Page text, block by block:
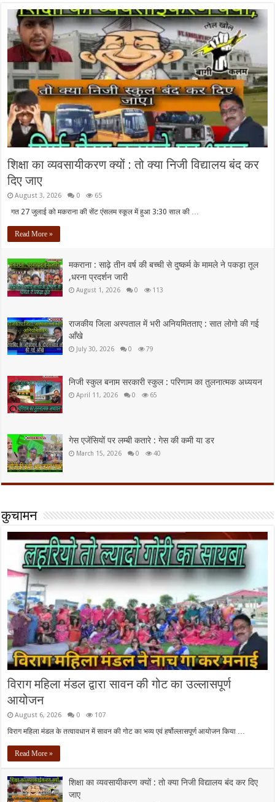
शिक्षा का व्यवसायीकरण क्यों : तो क्या निजी विद्यालय बंद कर
दिए जाए
August 3, 2026 0 65
गत 27 जुलाई को मकराना की सेंट एंसलम स्कूल में हुआ 3:30 साल की …
Read More »
मकराना : साढ़े तीन वर्ष की बच्ची से दुष्कर्म के मामले ने पकड़ा तूल
,धरना प्रदर्शन जारी
August 1, 2026 0 113
राजकीय जिला अस्पताल में भरी अनियमितताए : सात लोगो की गई
आँखे
July 30, 2026 0 79
निजी स्कुल बनाम सरकारी स्कुल : परिणाम का तुलनात्मक अध्ययन
April 11, 2026 0 65
गेस एजेंसियों पर लम्बी कतारे : गेस की कमी या डर
March 15, 2026 0 40
कुचामन
विराग महिला मंडल द्वारा सावन की गोट का उल्लासपूर्ण
आयोजन
August 6, 2026 0 107
विराग महिला मंडल के तत्वावधान में सावन की गोट का भव्य एवं हर्षोल्लासपूर्ण आयोजन किया …
Read More »
शिक्षा का व्यवसायीकरण क्यों : तो क्या निजी विद्यालय बंद कर दिए
जाए